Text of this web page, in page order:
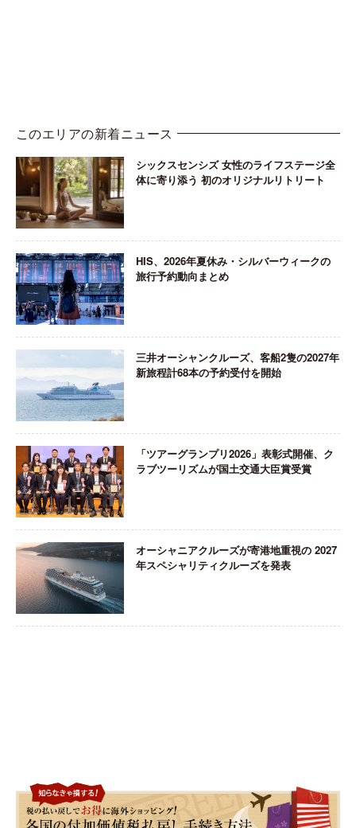
このエリアの新着ニュース
シックスセンシズ 女性のライフステージ全
体に寄り添う 初のオリジナルリトリート
HIS、2026年夏休み・シルバーウィークの
旅行予約動向まとめ
三井オーシャンクルーズ、客船2隻の2027年
新旅程計68本の予約受付を開始
「ツアーグランプリ2026」表彰式開催、ク
ラブツーリズムが国土交通大臣賞受賞
オーシャニアクルーズが寄港地重視の 2027
年スペシャリティクルーズを発表